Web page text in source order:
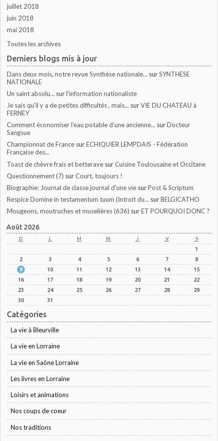
juillet 2018
juin 2018
mai 2018
Toutes les archives
Derniers blogs mis à jour
Dans deux mois, notre revue Synthèse nationale... surSYNTHESE
NATIONALE
Un saint absolu… surl'information nationaliste
Je sais qu'il y a de petites difficultés , mais... surVIE DU CHATEAU à
FERNEY
Comment économiser l’eau potable d’une ancienne... surDocteur
Sangsue
Championnat de France surECHIQUIER LEMPDAIS - Fédération
Française des...
Toast de chèvre frais et betterave surCuisine Toulousaine et Occitane
Questionnement (7) surCourt, toujours !
Biographie: Journal de classe journal d'une vie surPost & Scriptum
Respice Domine in testamentum tuum (Introit du... surBELGICATHO
Mougeons, moutruches et muselières (636) surET POURQUOI DONC ?
Août 2026
D L M M J V S
1
2
3 4 5 6 7
8
9
10 11 12 13 14
15
16
17 18 19 20 21
22
23
24 25 26 27 28
29
30
31
Catégories
La vie à Bleurville
La vie en Lorraine
La vie en Saône Lorraine
Les livres en Lorraine
Loisirs et animations
Nos coups de coeur
Nos traditions